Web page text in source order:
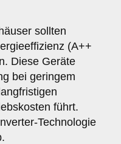
sollten
(A++
Diese Geräte
bei geringem
führt.
Technologie